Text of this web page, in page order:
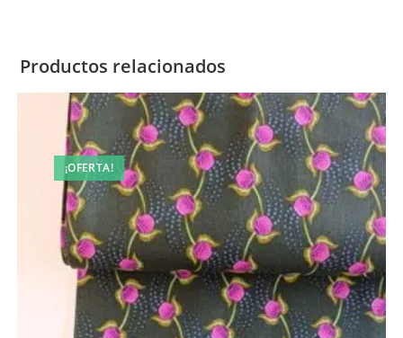
Productos relacionados
¡OFERTA!